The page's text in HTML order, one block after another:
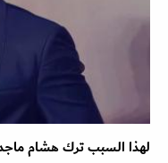
لهذا السبب ترك هشام